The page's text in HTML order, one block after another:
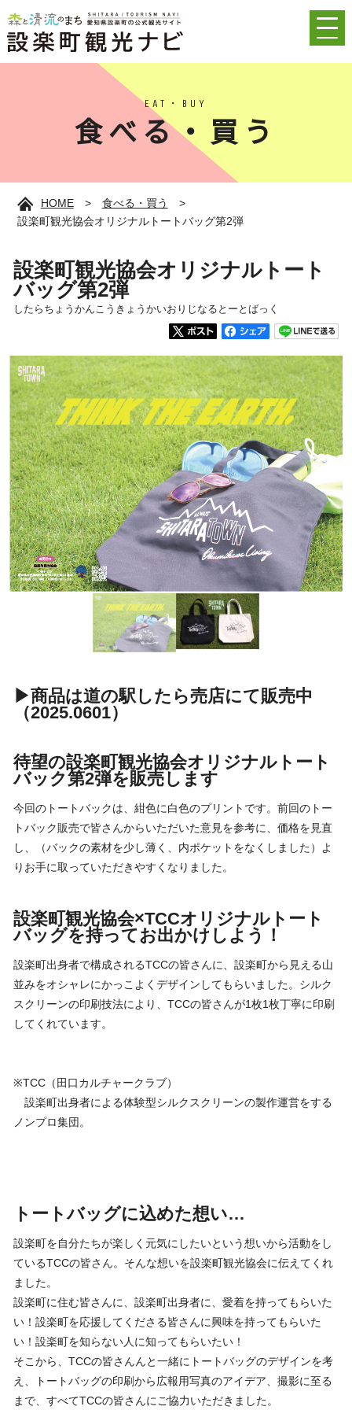
EAT・BUY
食べる・買う
HOME> 食べる・買う
>
設楽町観光協会オリジナルトートバッグ第2弾
設楽町観光協会オリジナルトート
バッグ第2弾
したらちょうかんこうきょうかいおりじなるとーとばっく
▶商品は道の駅したら売店にて販売中
（2025.0601）
待望の設楽町観光協会オリジナルトート
バック第2弾を販売します
今回のトートバックは、紺色に白色のプリントです。前回のトー
トバック販売で皆さんからいただいた意見を参考に、価格を見直
し、（バックの素材を少し薄く、内ポケットをなくしました）よ
りお手に取っていただきやすくなりました。
設楽町観光協会×TCCオリジナルトート
バッグを持ってお出かけしよう！
設楽町出身者で構成されるTCCの皆さんに、設楽町から見える山
並みをオシャレにかっこよくデザインしてもらいました。シルク
スクリーンの印刷技法により、TCCの皆さんが1枚1枚丁寧に印刷
してくれています。
※TCC（田口カルチャークラブ）
設楽町出身者による体験型シルクスクリーンの製作運営をする
ノンプロ集団。
トートバッグに込めた想い…
設楽町を自分たちが楽しく元気にしたいという想いから活動をし
ているTCCの皆さん。そんな想いを設楽町観光協会に伝えてくれ
ました。
設楽町に住む皆さんに、設楽町出身者に、愛着を持ってもらいた
い！設楽町を応援してくださる皆さんに興味を持ってもらいた
い！設楽町を知らない人に知ってもらいたい！
そこから、TCCの皆さんんと一緒にトートバッグのデザインを考
え、トートバッグの印刷から広報用写真のアイデア、撮影に至る
まで、すべてTCCの皆さんにご協力いただきました。